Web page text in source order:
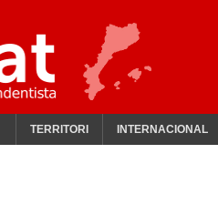
TERRITORI INTERNACIONAL